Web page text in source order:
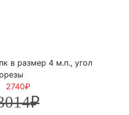
в размер 4 м.п., угол
2740₽
₽